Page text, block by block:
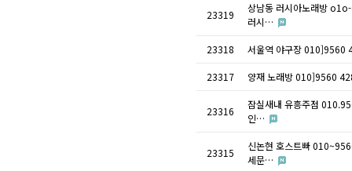
23319
상남동 러시아노래방
러시…
23318 서울역 야구장 010]9560
23317 양재 노래방 010]9560
23316
잠실새내 유흥주점
인…
23315
신논현 호스트빠
세문…